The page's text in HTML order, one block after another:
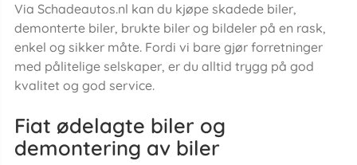
Via Schadeautos.nl kan du kjøpe skadede biler,
demonterte biler, brukte biler og bildeler på en rask,
enkel og sikker måte. Fordi vi bare gjør forretninger
med pålitelige selskaper, er du alltid trygg på god
kvalitet og god service.
Fiat ødelagte biler og
demontering av biler